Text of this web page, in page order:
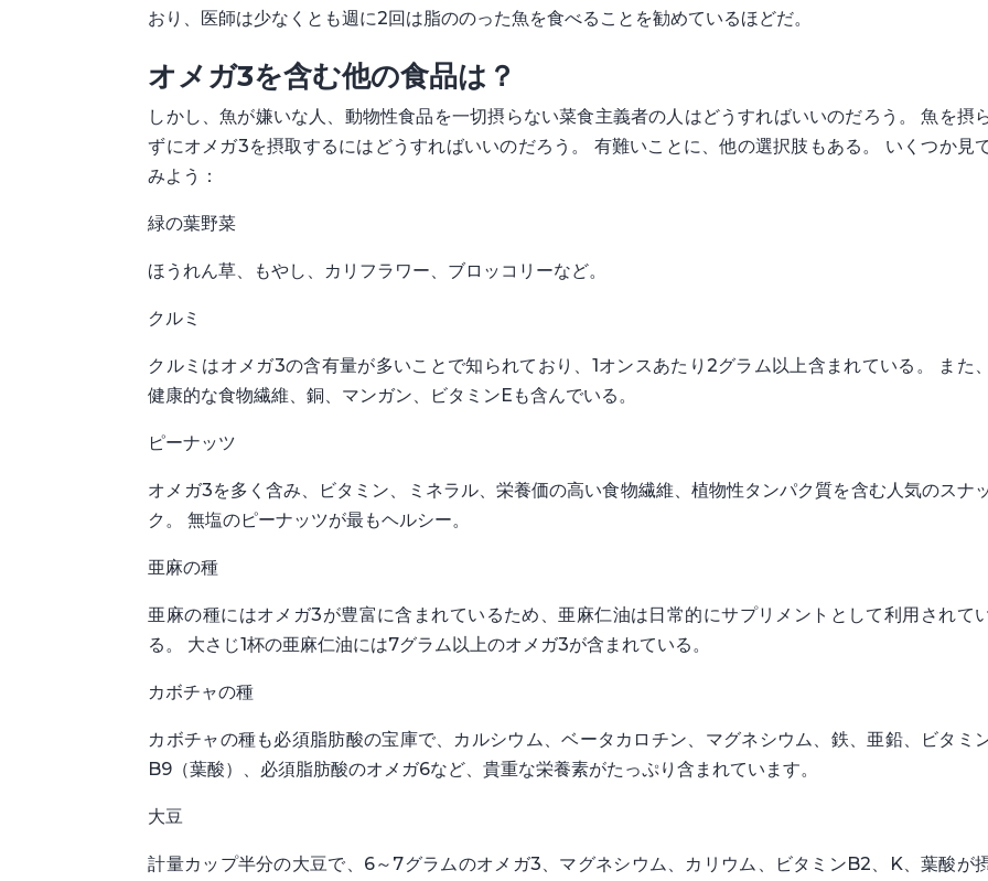
おり、医師は少なくとも週に2回は脂ののった魚を食べることを勧めているほどだ。
オメガ3を含む他の食品は？
しかし、魚が嫌いな人、動物性食品を一切摂らない菜食主義者の人はどうすればいいのだろう。 魚を摂
ずにオメガ3を摂取するにはどうすればいいのだろう。 有難いことに、他の選択肢もある。 いくつか見
みよう：
緑の葉野菜
ほうれん草、もやし、カリフラワー、ブロッコリーなど。
クルミ
クルミはオメガ3の含有量が多いことで知られており、1オンスあたり2グラム以上含まれている。 また、
健康的な食物繊維、銅、マンガン、ビタミンEも含んでいる。
ピーナッツ
オメガ3を多く含み、ビタミン、ミネラル、栄養価の高い食物繊維、植物性タンパク質を含む人気のスナ
ク。 無塩のピーナッツが最もヘルシー。
亜麻の種
亜麻の種にはオメガ3が豊富に含まれているため、亜麻仁油は日常的にサプリメントとして利用されて
る。 大さじ1杯の亜麻仁油には7グラム以上のオメガ3が含まれている。
カボチャの種
カボチャの種も必須脂肪酸の宝庫で、カルシウム、ベータカロチン、マグネシウム、鉄、亜鉛、ビタミ
B9（葉酸）、必須脂肪酸のオメガ6など、貴重な栄養素がたっぷり含まれています。
大豆
計量カップ半分の大豆で、6～7グラムのオメガ3、マグネシウム、カリウム、ビタミンB2、K、葉酸が